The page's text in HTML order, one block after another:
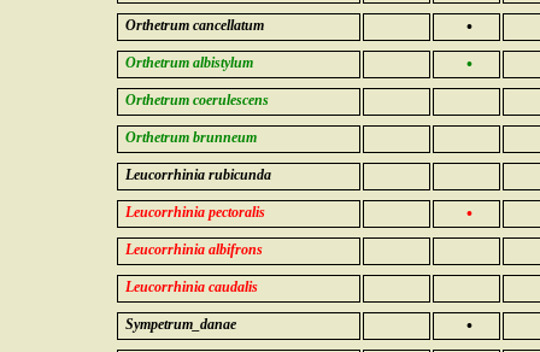
Orthetrum cancellatum •
Orthetrum albistylum •
Orthetrum coerulescens
Orthetrum brunneum
Leucorrhinia rubicunda
Leucorrhinia pectoralis •
Leucorrhinia albifrons
Leucorrhinia caudalis
Sympetrum_danae •